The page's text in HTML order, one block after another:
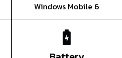
Windows Mobile 6